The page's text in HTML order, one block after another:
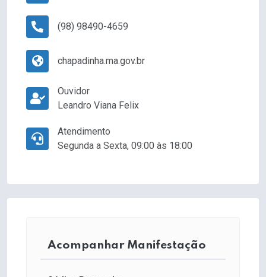
(98) 98490-4659
chapadinha.ma.gov.br
Ouvidor
Leandro Viana Felix
Atendimento
Segunda a Sexta, 09:00 às 18:00
Acompanhar Manifestação